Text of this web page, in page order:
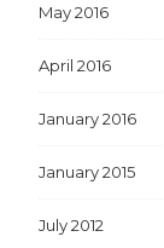
May 2016
April 2016
January 2016
January 2015
July 2012